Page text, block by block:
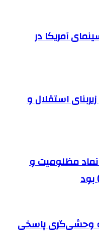
آمریکا در
استقلال و
نماد مظلومیت و
بود
وحشی‌گری پاسخی